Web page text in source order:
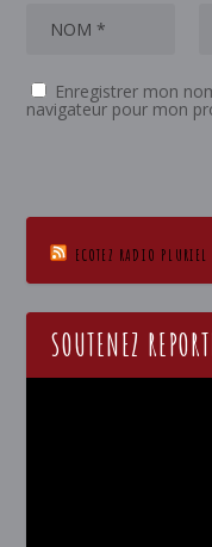
Enregistrer mon
navigateur pour mon
ECOTEZ RADIO
SOUTENEZ